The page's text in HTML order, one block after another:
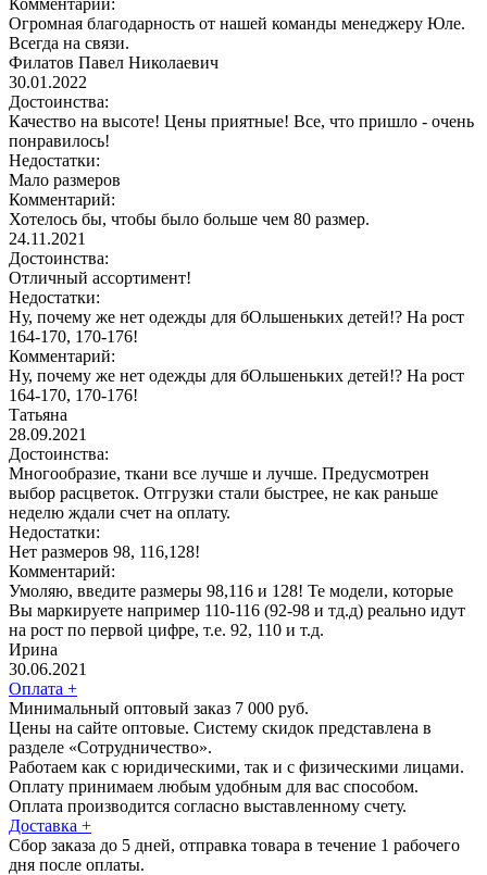
Огромная благодарность от нашей команды менеджеру Юле.
Всегда на связи.
Филатов Павел Николаевич
30.01.2022
Достоинства:
Качество на высоте! Цены приятные! Все, что пришло - очень
понравилось!
Недостатки:
Мало размеров
Комментарий:
Хотелось бы, чтобы было больше чем 80 размер.
24.11.2021
Достоинства:
Отличный ассортимент!
Недостатки:
Ну, почему же нет одежды для бОльшеньких детей!? На рост
164-170, 170-176!
Комментарий:
Ну, почему же нет одежды для бОльшеньких детей!? На рост
164-170, 170-176!
Татьяна
28.09.2021
Достоинства:
Многообразие, ткани все лучше и лучше. Предусмотрен
выбор расцветок. Отгрузки стали быстрее, не как раньше
неделю ждали счет на оплату.
Недостатки:
Нет размеров 98, 116,128!
Комментарий:
Умоляю, введите размеры 98,116 и 128! Те модели, которые
Вы маркируете например 110-116 (92-98 и тд.д) реально идут
на рост по первой цифре, т.е. 92, 110 и т.д.
Ирина
30.06.2021
Оплата +
Минимальный оптовый заказ 7 000 руб.
Цены на сайте оптовые. Систему скидок представлена в
разделе «Сотрудничество».
Работаем как с юридическими, так и с физическими лицами.
Оплату принимаем любым удобным для вас способом.
Оплата производится согласно выставленному счету.
Доставка +
Сбор заказа до 5 дней, отправка товара в течение 1 рабочего
дня после оплаты.